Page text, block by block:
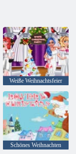
Weiße Weihnachtsfeier
Schönes Weihnachten